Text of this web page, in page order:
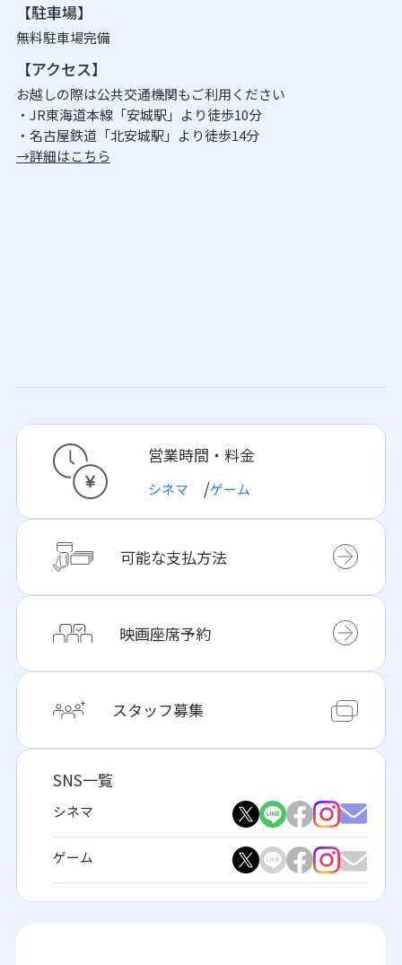
【駐車場】
無料駐車場完備
【アクセス】
お越しの際は公共交通機関もご利用ください
・JR東海道本線「安城駅」より徒歩10分
・名古屋鉄道「北安城駅」より徒歩14分
→詳細はこちら
営業時間・料金
シネマ ゲーム
可能な支払方法
映画座席予約
スタッフ募集
SNS一覧
シネマ
ゲーム